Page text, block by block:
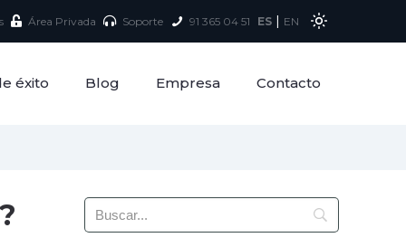
Área Privada Soporte 91 365 04 51 ES | EN
éxito Blog Empresa Contacto